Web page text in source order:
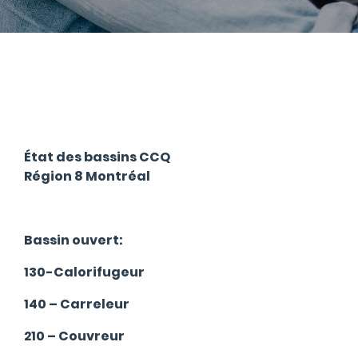
État des bassins CCQ
Région 8 Montréal
Bassin ouvert:
130-Calorifugeur
140 – Carreleur
210 – Couvreur